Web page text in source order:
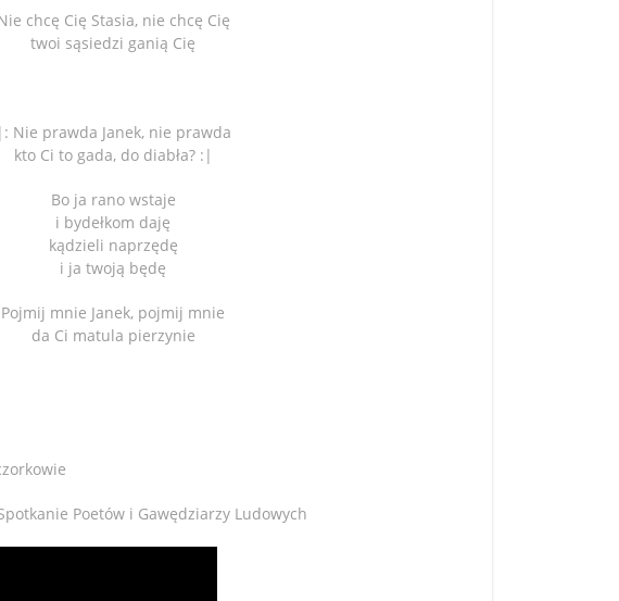
chcę Cię Stasia, nie chcę Cię
twoi sąsiedzi ganią Cię
Nie prawda Janek, nie prawda
kto Ci to gada, do diabła? :|
Bo ja rano wstaje
i bydełkom daję
kądzieli naprzędę
i ja twoją będę
Pojmij mnie Janek, pojmij mnie
da Ci matula pierzynie
Poetów i Gawędziarzy Ludowych